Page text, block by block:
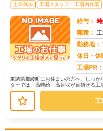
土日休み 工場スタッフ・工場内作業
給与：
職種：
勤務地：
休日・休
工場PR：
東諸県郡綾町にお住まいの方へ、しっ
ターでは、高時給・高月収が目指せる工
一例】◇ 製造ラインでの組立・加工...
工